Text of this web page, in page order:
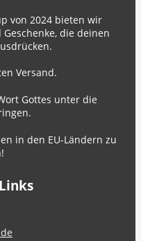
von 2024 bieten wir
die deinen
Versand.
Gottes unter die
in den EU-Ländern zu